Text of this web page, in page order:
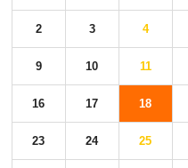
2 3 4
9 10 11
16 17 18
23 24 25